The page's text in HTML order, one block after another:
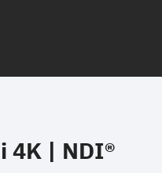
4K | NDI®